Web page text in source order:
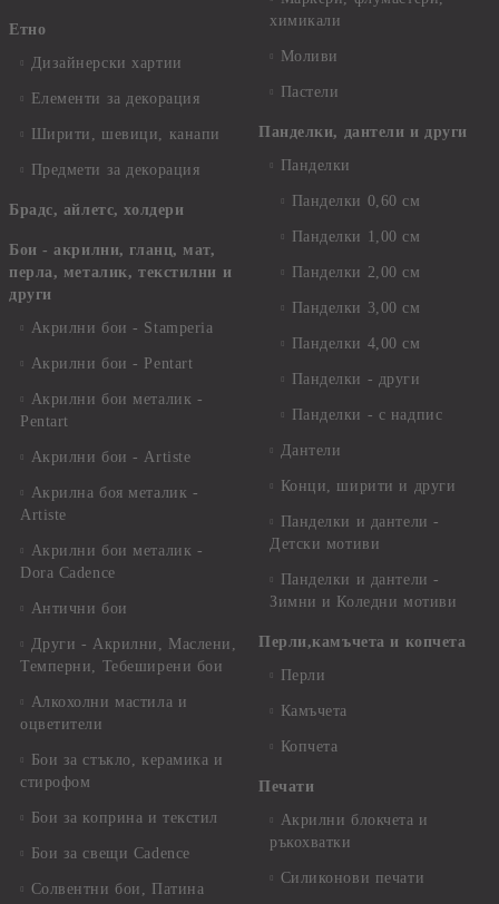
Етно
Дизайнерски хартии
Елементи за декорация
Ширити, шевици, канапи
Предмети за декорация
Брадс, айлетс, холдери
Бои - акрилни, гланц, мат,
перла, металик, текстилни и
други
Акрилни бои - Stamperia
Акрилни бои - Pentart
Акрилни бои металик -
Pentart
Акрилни бои - Artiste
Акрилна боя металик -
Artiste
Акрилни бои металик -
Dora Cadence
Антични бои
Други - Акрилни, Маслени,
Темперни, Тебеширени бои
Алкохолни мастила и
оцветители
Бои за стъкло, керамика и
стирофом
Бои за коприна и текстил
Бои за свещи Cadence
Солвентни бои, Патина
химикали
Моливи
Пастели
Панделки, дантели и други
Панделки
Панделки 0,60 см
Панделки 1,00 см
Панделки 2,00 см
Панделки 3,00 см
Панделки 4,00 см
Панделки - други
Панделки - с надпис
Дантели
Конци, ширити и други
Панделки и дантели -
Детски мотиви
Панделки и дантели -
Зимни и Коледни мотиви
Перли,камъчета и копчета
Перли
Камъчета
Копчета
Печати
Акрилни блокчета и
ръкохватки
Силиконови печати